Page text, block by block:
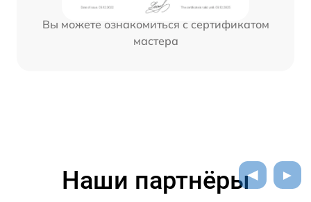
Вы можете ознакомиться с сертификатом
мастера
Наши партнёры